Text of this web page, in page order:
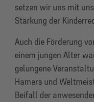
setzen wir uns mit
Stärkung der
Auch die Förderung
einem jungen Alter
gelungene
Hamers und
Beifall der